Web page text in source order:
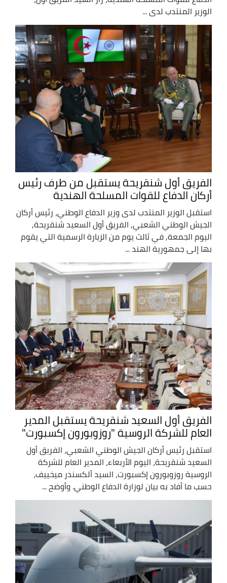
الوزير المنتدب لدى ...
الفريق أول شنقريحة يستقبل من طرف رئيس
أركان الدفاع للقوات المسلحة الهندية
استقبل الوزير المنتدب لدى وزير الدفاع الوطني، رئيس أركان
الجيش الوطني الشعبي, الفريق أول السعيد شنقريحة,
اليوم الجمعة, في ثالث يوم من الزيارة الرسمية التي يقوم
بها إلى جمهورية الهند ...
الفريق أول السعيد شنقريحة يستقبل المدير
العام للشركة الروسية "روزوبورون إكسبورت"
استقبل رئيس أركان الجيش الوطني الشعبي، الفريق أول
السعيد شنقريحة، اليوم الأربعاء، المدير العام للشركة
الروسية روزوبورون إكسبورت، السيد ألكسندر ميخييف،
حسب ما أفاد به بيان لوزارة الدفاع الوطني. وأوضح ...